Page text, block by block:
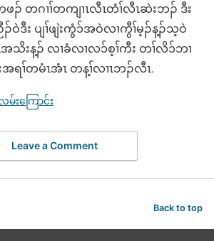
ၣ် တဂၢၢ်တကျၢၤလီၤတံၢ်လီၤဆဲးဘၣ် ဒီး
ဒီး ပျၢ်ဖျဲးကွံ၁်အဝဲလၢကွီၢ်မ့ၣ်န့ၣ်သ့ဝဲ
ၤအသိးန့ၣ် လၢခံလၢလ၁်စ့ၢ်ကီး တၢ်လိ၁်ဘၢ
ရၢ်တမံၤအံၤ တန့ၢ်လၢၤဘၣ်လီၤ.
းကြောင်း
Leave a Comment
Back to top